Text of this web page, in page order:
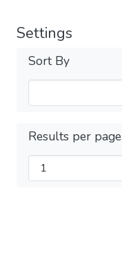
Settings
Sort By
Results per page